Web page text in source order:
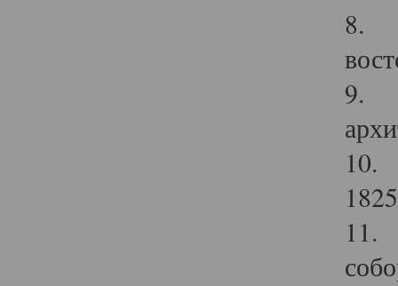
8.
9.
10.
11.